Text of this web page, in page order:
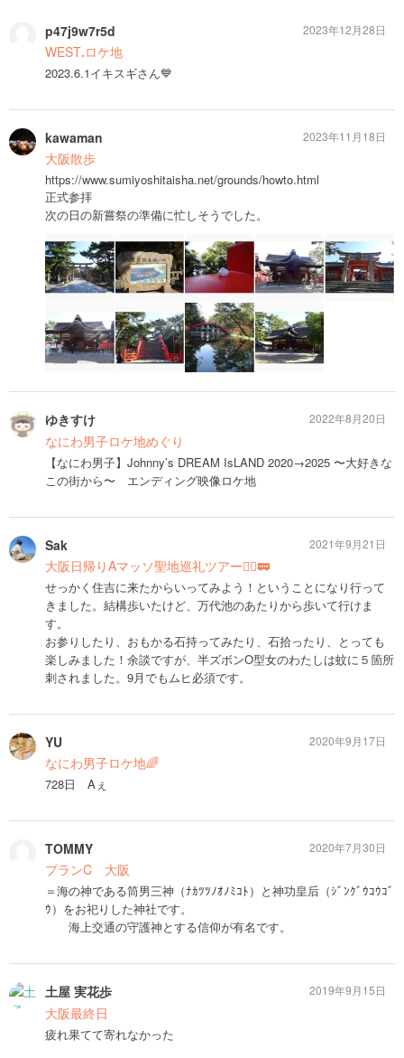
p47j9w7r5d
WESTꓸロケ地
2023.6.1イキスギさん💙
2023年12月28日
kawaman
大阪散歩
https://www.sumiyoshitaisha.net/grounds/howto.html
正式参拝
次の日の新嘗祭の準備に忙しそうでした。
2023年11月18日
ゆきすけ
なにわ男子ロケ地めぐり
【なにわ男子】Johnny’s DREAM IsLAND 2020→2025 〜大好きな
この街から〜 エンディング映像ロケ地
2022年8月20日
Sak
大阪日帰りAマッソ聖地巡礼ツアー🚶‍♂️🚃
せっかく住吉に来たからいってみよう！ということになり行って
きました。結構歩いたけど、万代池のあたりから歩いて行けま
す。
お参りしたり、おもかる石持ってみたり、石拾ったり、とっても
楽しみました！余談ですが、半ズボンO型女のわたしは蚊に５箇所
刺されました。9月でもムヒ必須です。
2021年9月21日
YU
なにわ男子ロケ地🌈
728日 Aぇ
2020年9月17日
TOMMY
プランC 大阪
＝海の神である筒男三神（ﾅｶﾂﾂﾉｵﾉﾐｺﾄ）と神功皇后（ｼﾞﾝｸﾞｳｺｳｺﾞ
ｳ）をお祀りした神社です。
海上交通の守護神とする信仰が有名です。
2020年7月30日
土屋 実花歩
大阪最終日
疲れ果てて寄れなかった
2019年9月15日